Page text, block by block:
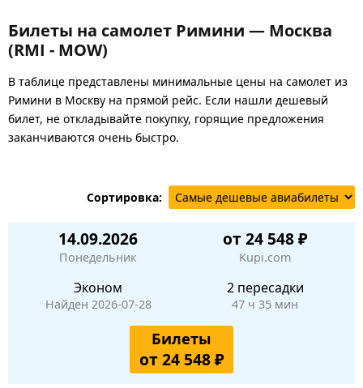
Билеты на самолет Римини — Москва
(RMI - MOW)
В таблице представлены минимальные цены на самолет из
Римини в Москву на прямой рейс. Если нашли дешевый
билет, не откладывайте покупку, горящие предложения
заканчиваются очень быстро.
Сортировка:
14.09.2026
Понедельник
от 24 548 ₽
Kupi.com
Эконом
Найден 2026-07-28
2 пересадки
47 ч 35 мин
Билеты
от 24 548 ₽